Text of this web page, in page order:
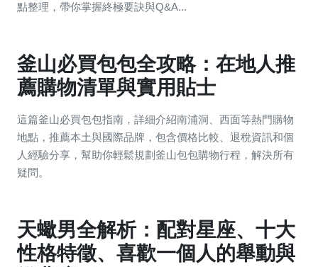
點整理，帶你掌握終極要訣與Q&A...
釜山必買包包全攻略：在地人推
薦購物清單與實用貼士
這篇釜山必買包包指南，詳細介紹南浦洞、西面等熱門購物
地點，推薦本土與國際品牌，包含價格比較、退稅資訊和個
人經驗分享，幫助你輕鬆規劃釜山包包購物行程，解決所有
疑問。
天蠍男全解析：配對星座、十大
性格特徵、喜歡一個人的舉動與